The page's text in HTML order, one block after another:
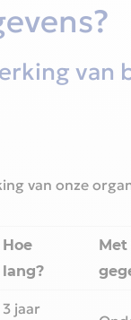
van
van onze
Hoe
lang?‎
3 jaar